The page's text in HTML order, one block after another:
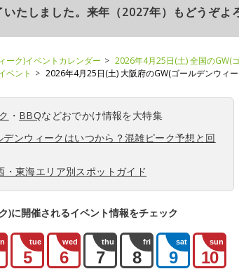
たしました。来年（2027年）もどうぞよ
ーク)イベントカレンダー
2026年4月25日(土) 全国のGW(
ベント
2026年4月25日(土) 大阪府のGW(ゴールデンウィー
・ BBQなどおでかけ情報を大特集
ンウィークはいつから？混雑ピーク予想と回
東海エリア別スポットガイド
)に開催されるイベント情報をチェック
tue
5
wed
6
thu
7
fri
8
sat
9
sun
10